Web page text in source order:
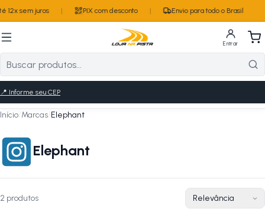
12x sem juros PIX com desconto Envio para todo o Brasil
Entrar
📍 Informe seu CEP
Início/Marcas/Elephant
Elephant
2 produtos